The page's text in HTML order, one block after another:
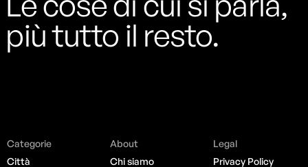
più tutto il resto.
Categorie
Città
About
Chi siamo
Legal
Privacy Policy